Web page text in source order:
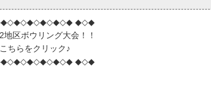
◆◇◆
地区ボウリング大会！！
ちらをクリック♪
◆◇◆